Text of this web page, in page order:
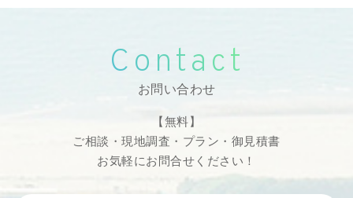
Contact
お問い合わせ
【無料】
ご相談・現地調査・プラン・御見積書
お気軽にお問合せください！